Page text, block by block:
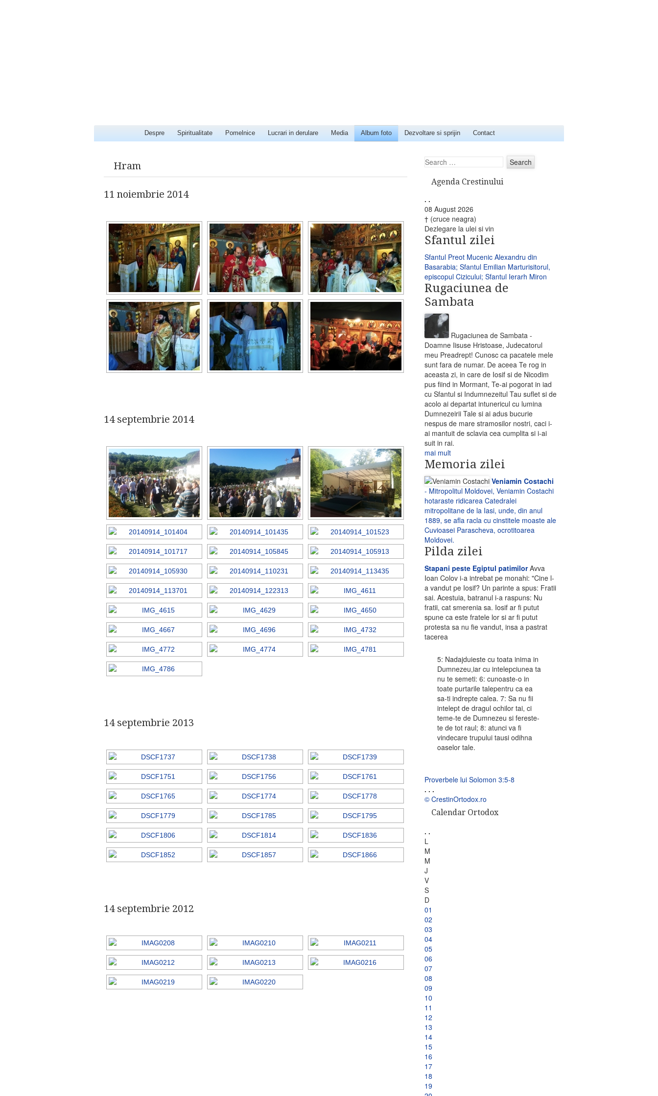
MenuDespre Spiritualitate Pomelnice Lucrari in derulare Media Album foto Dezvoltare si sprijin Contact
Hram
11 noiembrie 2014
14 septembrie 2014
14 septembrie 2013
14 septembrie 2012
Search
Agenda Crestinului
. .
08 August 2026
† (cruce neagra)
Dezlegare la ulei si vin
Sfantul zilei
Sfantul Preot Mucenic Alexandru din
Basarabia; Sfantul Emilian Marturisitorul,
episcopul Cizicului; Sfantul Ierarh Miron
Rugaciunea de
Sambata
Rugaciunea de Sambata -
Doamne Iisuse Hristoase, Judecatorul
meu Preadrept! Cunosc ca pacatele mele
sunt fara de numar. De aceea Te rog in
aceasta zi, in care de Iosif si de Nicodim
pus fiind in Mormant, Te-ai pogorat in iad
cu Sfantul si Indumnezeitul Tau suflet si de
acolo ai departat intunericul cu lumina
Dumnezeirii Tale si ai adus bucurie
nespus de mare stramosilor nostri, caci i-
ai mantuit de sclavia cea cumplita si i-ai
suit in rai.
mai mult
Memoria zilei
Veniamin Costachi
- Mitropolitul Moldovei, Veniamin Costachi
hotaraste ridicarea Catedralei
mitropolitane de la Iasi, unde, din anul
1889, se afla racla cu cinstitele moaste ale
Cuvioasei Parascheva, ocrotitoarea
Moldovei.
Pilda zilei
Stapani peste Egiptul patimilorAvva
Ioan Colov i-a intrebat pe monahi: "Cine l-
a vandut pe Iosif? Un parinte a spus: Fratii
sai. Acestuia, batranul i-a raspuns: Nu
fratii, cat smerenia sa. Iosif ar fi putut
spune ca este fratele lor si ar fi putut
protesta sa nu fie vandut, insa a pastrat
tacerea
5: Nadajduieste cu toata inima in
Dumnezeu,iar cu intelepciunea ta
nu te semeti: 6: cunoaste-o in
toate purtarile talepentru ca ea
sa-ti indrepte calea. 7: Sa nu fii
intelept de dragul ochilor tai, ci
teme-te de Dumnezeu si fereste-
te de tot raul; 8: atunci va fi
vindecare trupului tausi odihna
oaselor tale.
Proverbele lui Solomon 3:5-8
. . .
© CrestinOrtodox.ro
Calendar Ortodox
. .
L
M
M
J
V
S
D
01
02
03
04
05
06
07
08
09
10
11
12
13
14
15
16
17
18
19